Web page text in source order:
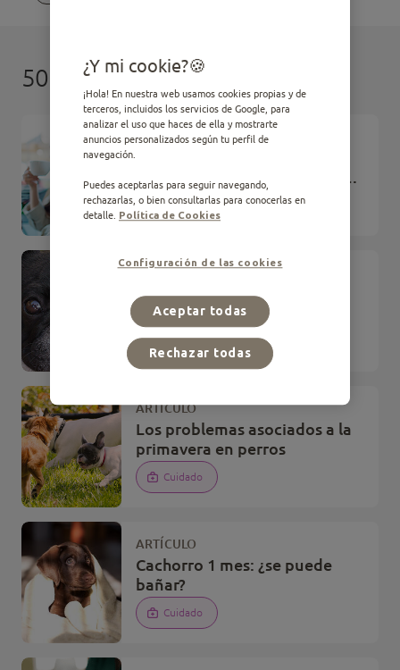
50 resultados
ARTÍCULO
pequeños: una guía completa
para identificarlos
Cuidado
ARTÍCULO
Cuidados especiales para
perros pequeños
Cuidado
ARTÍCULO
Los problemas asociados a la
primavera en perros
Cuidado
ARTÍCULO
Cachorro 1 mes: ¿se puede
bañar?
Cuidado
¿Y mi cookie?
¡Hola! En nuestra web usamos cookies propias y de
terceros, incluidos los servicios de Google, para
analizar el uso que haces de ella y mostrarte
anuncios personalizados según tu perfil de
navegación.
Puedes aceptarlas para seguir navegando,
rechazarlas, o bien consultarlas para conocerlas en
detalle. Política de Cookies
Configuración de las cookies
Rechazar todas
Aceptar todas